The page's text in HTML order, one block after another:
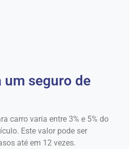
um seguro de
carro varia entre 3% e 5% do
Este valor pode ser
até em 12 vezes.